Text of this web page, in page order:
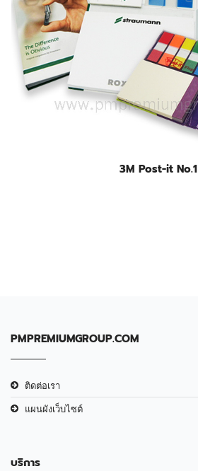
3M Post-it No.1
PMPREMIUMGROUP.COM
ติดต่อเรา
แผนผังเว็บไซต์
บริการ